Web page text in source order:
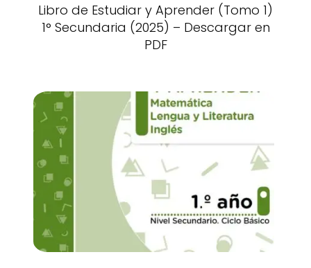
Libro de Estudiar y Aprender (Tomo 1)
1° Secundaria (2025) – Descargar en
PDF